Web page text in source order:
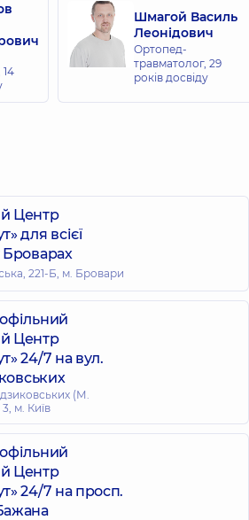
14
Шмагой Василь
Леонідович
Ортопед-
травматолог, 29
років досвіду
Центр
для всієї
221-Б, м. Бровари
Центр
24/7 на вул.
(М.
м. Київ
Центр
24/7 на просп.